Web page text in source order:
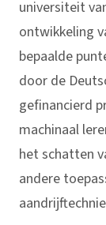
universiteit
ontwikkeling
bepaalde
door de
gefinancierd
machinaal
het schatten
andere